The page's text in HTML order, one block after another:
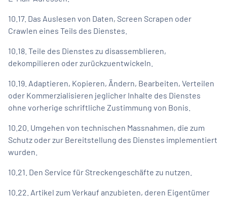
10.17. Das Auslesen von Daten, Screen Scrapen oder
Crawlen eines Teils des Dienstes.
10.18. Teile des Dienstes zu disassemblieren,
dekompilieren oder zurückzuentwickeln.
10.19. Adaptieren, Kopieren, Ändern, Bearbeiten, Verteilen
oder Kommerzialisieren jeglicher Inhalte des Dienstes
ohne vorherige schriftliche Zustimmung von Bonis.
10.20. Umgehen von technischen Massnahmen, die zum
Schutz oder zur Bereitstellung des Dienstes implementiert
wurden.
10.21. Den Service für Streckengeschäfte zu nutzen.
10.22. Artikel zum Verkauf anzubieten, deren Eigentümer